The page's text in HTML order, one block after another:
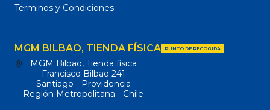
Terminos y Condiciones
MGM BILBAO, TIENDA FÍSICA PUNTO DE RECOGIDA
MGM Bilbao, Tienda física
Francisco Bilbao 241
Santiago - Providencia
Región Metropolitana - Chile